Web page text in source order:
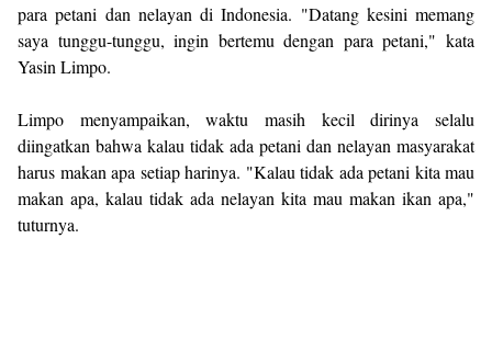
para petani dan nelayan di Indonesia. "Datang kesini memang
saya tunggu-tunggu, ingin bertemu dengan para petani," kata
Yasin Limpo.
Limpo menyampaikan, waktu masih kecil dirinya selalu
diingatkan bahwa kalau tidak ada petani dan nelayan masyarakat
harus makan apa setiap harinya. "Kalau tidak ada petani kita mau
makan apa, kalau tidak ada nelayan kita mau makan ikan apa,"
tuturnya.